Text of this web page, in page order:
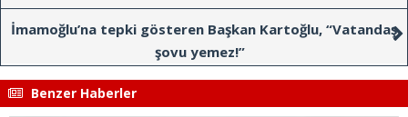
İmamoğlu’na tepki gösteren Başkan Kartoğlu, “Vatandaş
şovu yemez!”
Benzer Haberler